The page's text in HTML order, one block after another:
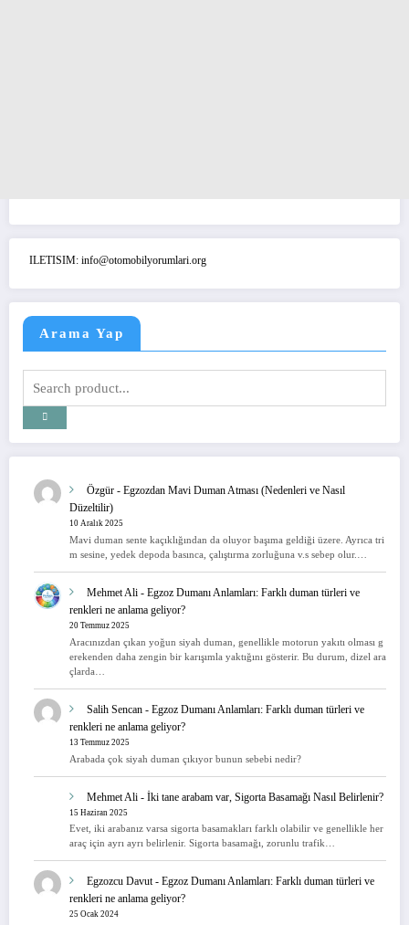
ILETISIM: info@otomobilyorumlari.org
Arama Yap
Özgür - Egzozdan Mavi Duman Atması (Nedenleri ve Nasıl
Düzeltilir)
10 Aralık 2025
Mavi duman sente kaçıklığından da oluyor başıma geldiği üzere. Ayrıca tri
m sesine, yedek depoda basınca, çalıştırma zorluğuna v.s sebep olur.…
Mehmet Ali - Egzoz Dumanı Anlamları: Farklı duman türleri ve
renkleri ne anlama geliyor?
20 Temmuz 2025
Aracınızdan çıkan yoğun siyah duman, genellikle motorun yakıtı olması g
erekenden daha zengin bir karışımla yaktığını gösterir. Bu durum, dizel ara
çlarda…
Salih Sencan - Egzoz Dumanı Anlamları: Farklı duman türleri ve
renkleri ne anlama geliyor?
13 Temmuz 2025
Arabada çok siyah duman çıkıyor bunun sebebi nedir?
Mehmet Ali - İki tane arabam var, Sigorta Basamağı Nasıl Belirlenir?
15 Haziran 2025
Evet, iki arabanız varsa sigorta basamakları farklı olabilir ve genellikle her
araç için ayrı ayrı belirlenir. Sigorta basamağı, zorunlu trafik…
Egzozcu Davut- Egzoz Dumanı Anlamları: Farklı duman türleri ve
renkleri ne anlama geliyor?
25 Ocak 2024